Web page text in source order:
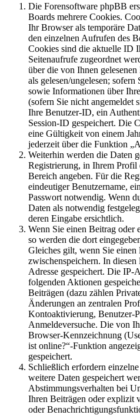
Die Forensoftware phpBB
Boards mehrere Cookies.
Ihr Browser als temporäre
den einzelnen Aufrufen des
Cookies sind die aktuelle ID
Seitenaufrufe zugeordnet
über die von Ihnen
als gelesen/ungelesen;
sowie Informationen über
(sofern Sie nicht angemeldet
Ihre Benutzer-ID, ein
Session-ID gespeichert. Die
eine Gültigkeit von einem
jederzeit über die Funktion
Weiterhin werden die Daten
Registrierung, in Ihrem Profil
Bereich angeben. Für die
eindeutiger Benutzername,
Passwort notwendig. Wenn
Daten als notwendig
deren Eingabe ersichtlich.
Wenn Sie einen Beitrag oder
so werden die dort
Gleiches gilt, wenn Sie
zwischenspeichern. In
Adresse gespeichert. Die IP-
folgenden Aktionen
Beiträgen (dazu zählen
Änderungen an zentralen
Kontoaktivierung, Benutzer-
Anmeldeversuche. Die von
Browser-Kennzeichnung
ist online?“-Funktion
gespeichert.
Schließlich erfordern
weitere Daten gespeichert
Abstimmungsverhalten bei
Ihren Beiträgen oder explizit
oder